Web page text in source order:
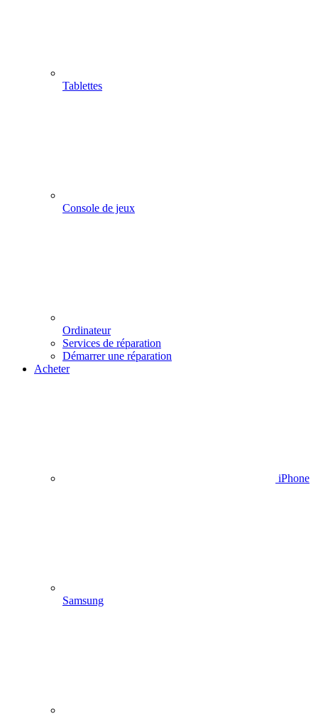
Tablettes
Console de jeux
Ordinateur
Services de réparation
Démarrer une réparation
Acheter
iPhone
Samsung